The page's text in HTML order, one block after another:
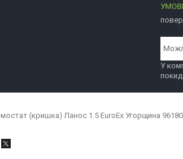
У
(кришка) Ланос 1.5 EuroEx Угорщина